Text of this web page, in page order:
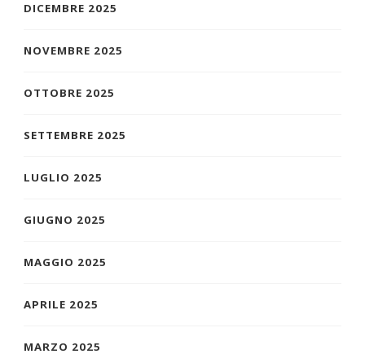
DICEMBRE 2025
NOVEMBRE 2025
OTTOBRE 2025
SETTEMBRE 2025
LUGLIO 2025
GIUGNO 2025
MAGGIO 2025
APRILE 2025
MARZO 2025